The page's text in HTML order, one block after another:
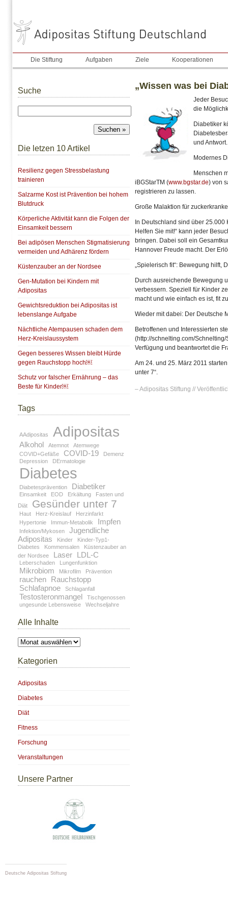
Die Stiftung Aufgaben Ziele Kooperationen
Suche
Die letzen 10 Artikel
Resilienz gegen Stressbelastung
trainieren
Salzarme Kost ist Prävention bei hohem
Blutdruck
Körperliche Aktivität kann die Folgen der
Einsamkeit bessern
Bei adipösen Menschen Stigmatisierung
vermeiden und Adhärenz fördern
Küstenzauber an der Nordsee
Gen-Mutation bei Kindern mit
Adipositas
Gewichtsreduktion bei Adipositas ist
lebenslange Aufgabe
Nächtliche Atempausen schaden dem
Herz-Kreislaussystem
Gegen besseres Wissen bleibt Hürde
gegen Rauchstopp hoch￼
Schutz vor falscher Ernährung – das
Beste für Kinder￼
Tags
AAdipositas Adipositas
Alkohol Atemnot
Atemwege
COVID+Gefäße
COVID-19
Demenz
Depression
DErmatologie
Diabetes
Diabetesprävention Diabetiker
Einsamkeit EOD Erkältung
Fasten und
Diät
Gesünder unter 7
Haut Herz-Kreislauf
Herzinfarkt
Hypertonie
Immun-Metabolik Impfen
Infektion/Mykosen
Jugendliche
Adipositas
Kinder
Kinder-Typ1-
Diabetes
Kommensalen
Küstenzauber an
der Nordsee
Laser LDL-C
Leberschaden Lungenfunktion
Mikrobiom Mikrofilm Prävention
rauchen Rauchstopp
Schlafapnoe
Schlaganfall
Testosteronmangel
Tischgenossen
ungesunde Lebensweise
Wechseljahre
Alle Inhalte
Alle
Inhalte
Kategorien
Adipositas
Diabetes
Diät
Fitness
Forschung
Veranstaltungen
Unsere Partner
„Wissen was bei
Jeder
die
Diabetiker
und Antwort.
Modernes
Menschen
iBGStarTM (www.bgstar.de) von
registrieren zu lassen.
Große Malaktion für
In Deutschland sind über 25.000
Helfen Sie mit!“ kann jeder
bringen. Dabei soll ein
Hannover Freude macht. Der
„Spielerisch fit“: Bewegung
Durch ausreichende Bewegung
verbessern. Speziell für Kinder
macht und wie einfach es ist, fit
Wieder mit dabei: Der Deutsche
Betroffenen und Interessierten
(http://schnelting.com/
Verfügung und beantwortet die
Am 24. und 25. März 2011
unter 7“.
– Adipositas Stiftung //
Deutsche Adipositas Stiftung